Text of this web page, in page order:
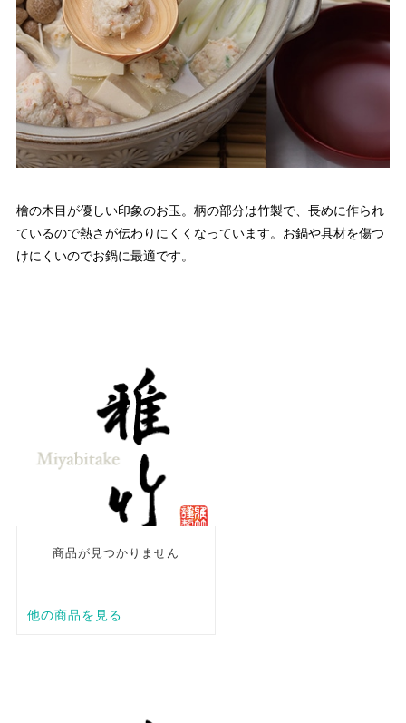
檜の木目が優しい印象のお玉。柄の部分は竹製で、長めに作られ
ているので熱さが伝わりにくくなっています。お鍋や具材を傷つ
けにくいのでお鍋に最適です。